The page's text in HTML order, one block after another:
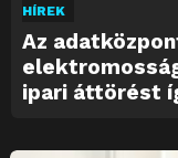
HÍREK
Az
ipari áttörést